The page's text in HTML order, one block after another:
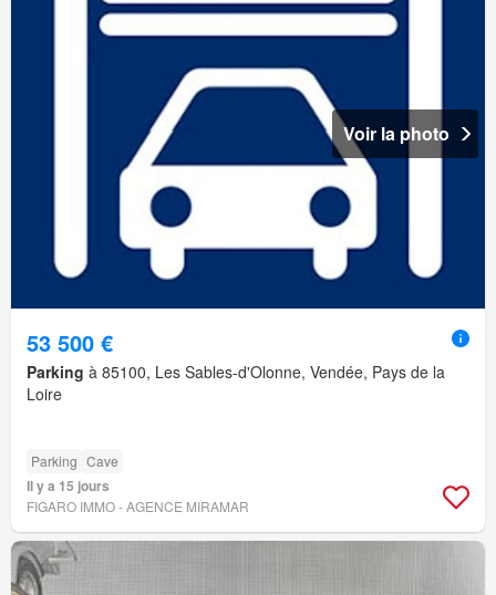
Voir la photo
53 500 €
Parking à 85100, Les Sables-d'Olonne, Vendée, Pays de la
Loire
Parking Cave
Il y a 15 jours
FIGARO IMMO - AGENCE MIRAMAR